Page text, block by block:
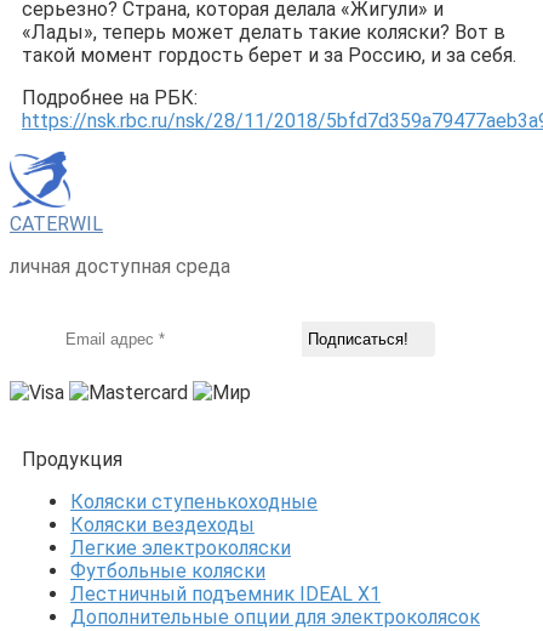
серьезно? Страна, которая делала «Жигули» и
«Лады», теперь может делать такие коляски? Вот в
такой момент гордость берет и за Россию, и за себя.
Подробнее на РБК:
https://nsk.rbc.ru/nsk/28/11/2018/
CATERWIL
личная доступная среда
Продукция
Коляски ступенькоходные
Коляски вездеходы
Легкие электроколяски
Футбольные коляски
Лестничный подъемник IDEAL X1
Дополнительные опции для электроколясок